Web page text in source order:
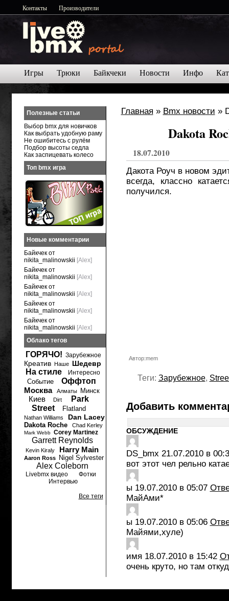
Контакты Производители
Игры Трюки Байкчеки Новости Инфо
Главная » Bmx новости »
Dakota
18.07.2010
Дакота Роуч в новом
всегда, классно
получился.
Автор:mem
Теги: Зарубежное,
Добавить
ОБСУЖДЕНИЕ
DS_bmx 21.07.2010 в
вот этот чел рельно
ы 19.07.2010 в 05:07
МайАми*
ы 19.07.2010 в 05:06
Майями,хуле)
имя 18.07.2010 в 15:42
очень круто, но там
Полезные статьи
Выбор bmx для новичков
Как выбрать удобную раму
Не ошибитесь с рулём
Подбор высоты седла
Как заспицевать колесо
Топ bmx игра
Новые комментарии
Байкчек от
nikita_malinowskii [Alex]
Байкчек от
nikita_malinowskii [Alex]
Байкчек от
nikita_malinowskii [Alex]
Байкчек от
nikita_malinowskii [Alex]
Байкчек от
nikita_malinowskii [Alex]
Облако тегов
ГОРЯЧО! Зарубежное
Креатив Наше Шедевр
На стиле Интересно
Событие
Оффтоп
Москва
Алматы Минск
Киев Dirt
Park
Street
Flatland
Nathan Williams Dan Lacey
Dakota Roche Chad Kerley
Mark Webb Corey Martinez
Garrett Reynolds
Kevin Kiraly Harry Main
Aaron Ross Nigel Sylvester
Alex Coleborn
Livebmx видео
Фотки
Интервью
Все теги